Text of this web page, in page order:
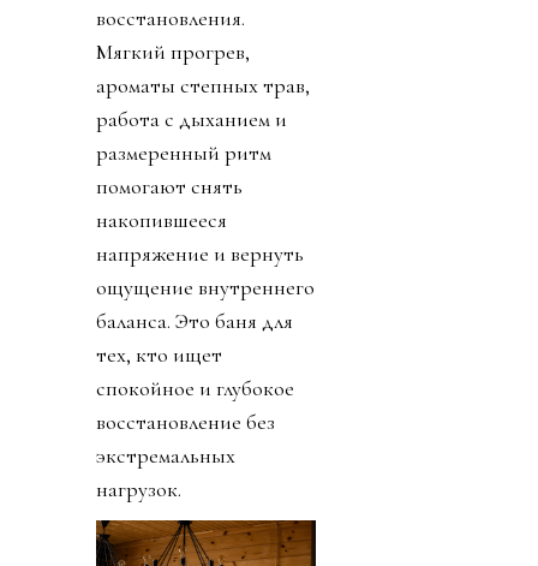
восстановления.
Мягкий прогрев,
ароматы степных трав,
работа с дыханием и
размеренный ритм
помогают снять
накопившееся
напряжение и вернуть
ощущение внутреннего
баланса. Это баня для
тех, кто ищет
спокойное и глубокое
восстановление без
экстремальных
нагрузок.